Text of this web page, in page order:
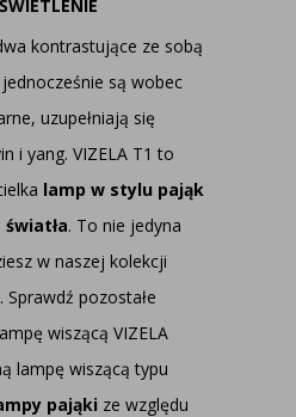
kontrastujące ze sobą
są wobec
uzupełniają się
i yang. VIZELA T1 to
lamp w stylu pająk
światła. To nie jedyna
w naszej kolekcji
Sprawdź pozostałe
wiszącą VIZELA
lampę wiszącą typu
pająki ze względu